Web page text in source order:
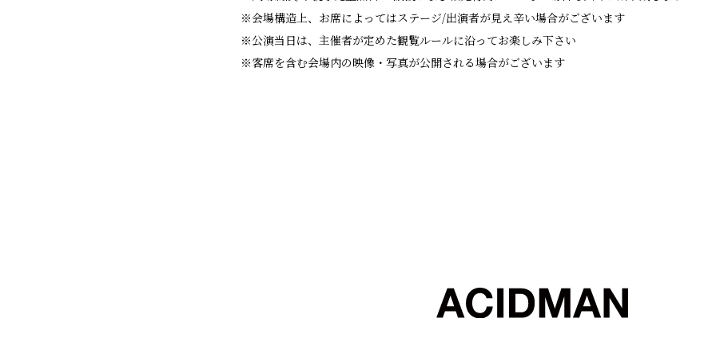
※会場構造上、お席によってはステージ/出演者が⾒え⾟い場合がございます
※公演当⽇は、主催者が定めた観覧ルールに沿ってお楽しみ下さい
※客席を含む会場内の映像・写真が公開される場合がございます